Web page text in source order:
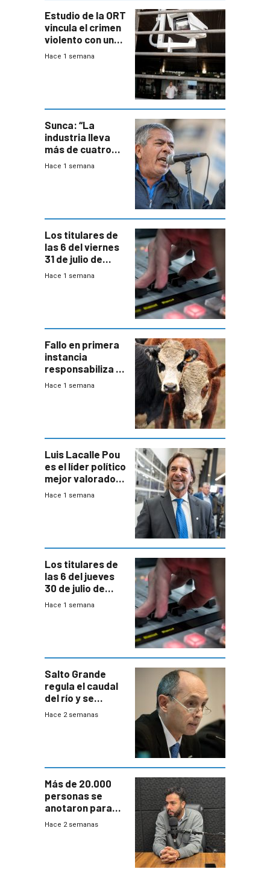
Estudio de la ORT
vincula el crimen
violento con una
menor creación
Hace 1 semana
Sunca: “La
industria lleva
más de cuatro
meses sin
Hace 1 semana
Los titulares de
las 6 del viernes
31 de julio de
2026
Hace 1 semana
Fallo en primera
instancia
responsabiliza al
Estado por falta
Hace 1 semana
Luis Lacalle Pou
es el líder político
mejor valorado
del país, según
Hace 1 semana
Los titulares de
las 6 del jueves
30 de julio de
2026
Hace 1 semana
Salto Grande
regula el caudal
del río y se
prepara para un
Hace 2 semanas
Más de 20.000
personas se
anotaron para
las pruebas
Hace 2 semanas